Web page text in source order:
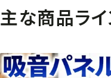
主な商品ラ